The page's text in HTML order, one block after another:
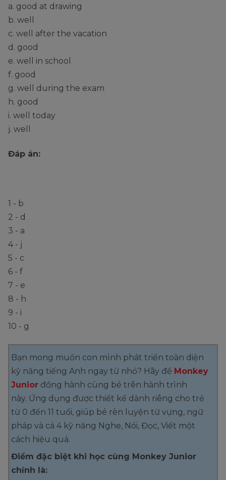
a. good at drawing
b. well
c. well after the vacation
d. good
e. well in school
f. good
g. well during the exam
h. good
i. well today
j. well
Đáp án:
1 - b
2 - d
3 - a
4 - j
5 - c
6 - f
7 - e
8 - h
9 - i
10 - g
Bạn mong muốn con mình phát triển toàn diện
kỹ năng tiếng Anh ngay từ nhỏ? Hãy để Monkey
Junior đồng hành cùng bé trên hành trình
này. Ứng dụng được thiết kế dành riêng cho trẻ
từ 0 đến 11 tuổi, giúp bé rèn luyện từ vựng, ngữ
pháp và cả 4 kỹ năng Nghe, Nói, Đọc, Viết một
cách hiệu quả.
Điểm đặc biệt khi học cùng Monkey Junior
chính là: